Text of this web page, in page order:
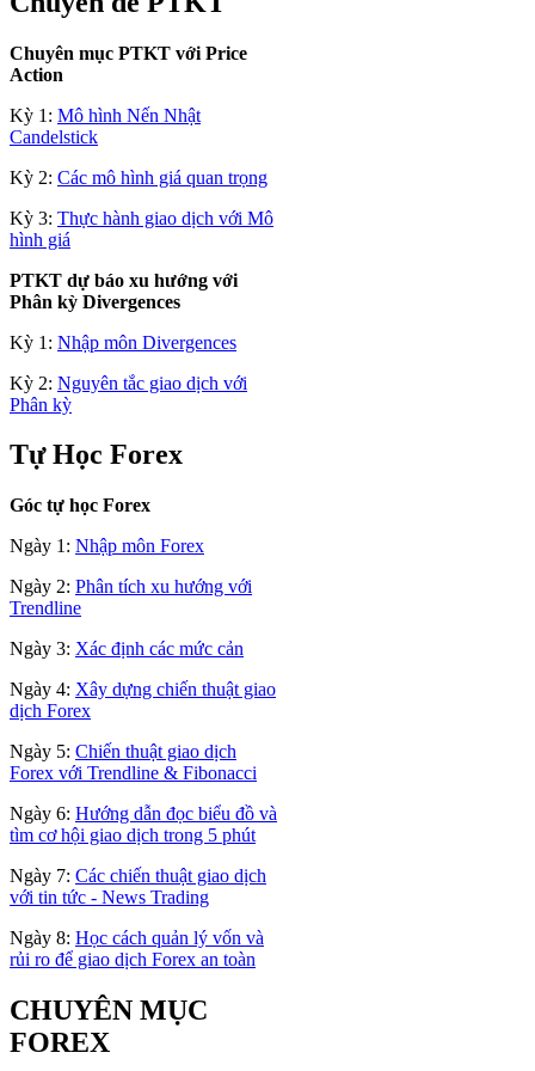
Chuyên mục PTKT với Price
Action
Kỳ 1: Mô hình Nến Nhật
Candelstick
Kỳ 2: Các mô hình giá quan trọng
Kỳ 3: Thực hành giao dịch với Mô
hình giá
PTKT dự báo xu hướng với
Phân kỳ Divergences
Kỳ 1: Nhập môn Divergences
Kỳ 2: Nguyên tắc giao dịch với
Phân kỳ
Tự Học Forex
Góc tự học Forex
Ngày 1: Nhập môn Forex
Ngày 2: Phân tích xu hướng với
Trendline
Ngày 3: Xác định các mức cản
Ngày 4: Xây dựng chiến thuật giao
dịch Forex
Ngày 5: Chiến thuật giao dịch
Forex với Trendline & Fibonacci
Ngày 6: Hướng dẫn đọc biểu đồ và
tìm cơ hội giao dịch trong 5 phút
Ngày 7: Các chiến thuật giao dịch
với tin tức - News Trading
Ngày 8: Học cách quản lý vốn và
rủi ro để giao dịch Forex an toàn
CHUYÊN MỤC
FOREX